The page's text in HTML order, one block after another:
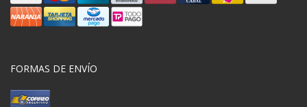
FORMAS DE ENVÍO